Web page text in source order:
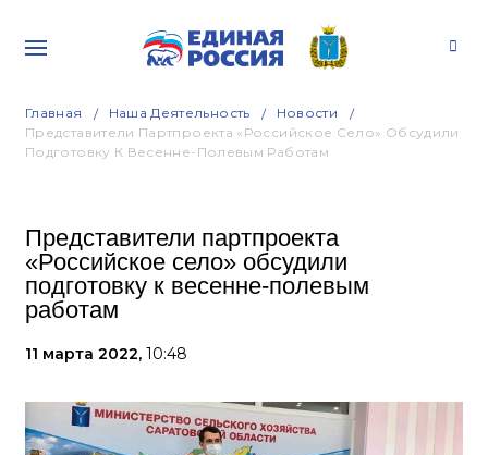
Главная Наша Деятельность
Новости
Представители Партпроекта «Российское Село» Обсудили
Подготовку К Весенне-Полевым Работам
Представители партпроекта
«Российское село» обсудили
подготовку к весенне-полевым
работам
11 марта 2022, 10:48